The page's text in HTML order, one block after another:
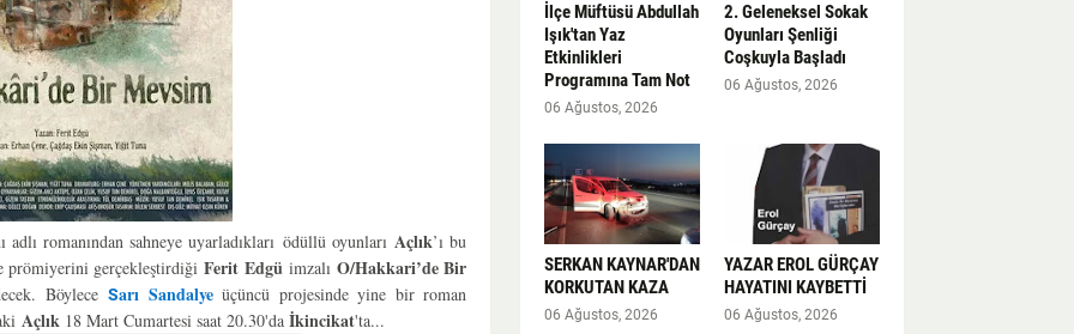
adlı romanından sahneye uyarladıkları ödüllü oyunları Açlık’ı bu
prömiyerini gerçekleştirdiğiFerit Edgüimzalı O/Hakkari’de Bir
BöyleceSarı Sandalyeüçüncü projesinde yine bir roman
Açlık 18 Mart Cumartesi saat 20.30'da İkincikat'ta...
İlçe Müftüsü Abdullah
Işık'tan Yaz
Etkinlikleri
Programına Tam Not
06 Ağustos, 2026
2. Geleneksel Sokak
Oyunları Şenliği
Coşkuyla Başladı
06 Ağustos, 2026
SERKAN KAYNAR'DAN
KORKUTAN KAZA
06 Ağustos, 2026
YAZAR EROL GÜRÇAY
HAYATINI KAYBETTİ
06 Ağustos, 2026